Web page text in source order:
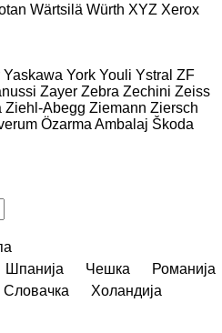
Wärtsilä Würth XYZ Xerox
Yaskawa York Youli Ystral ZF
Zayer Zebra Zechini Zeiss
Ziehl-Abegg Ziemann Ziersch
Özarma Ambalaj Škoda
Шпанија Чешка
Романија
Словачка
Холандија